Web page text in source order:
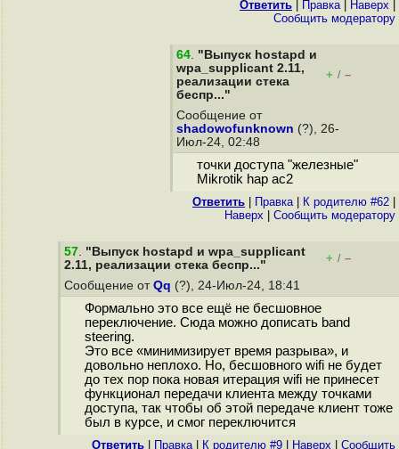
Ответить Правка| Наверх
Cообщить модератору
64. "Выпуск hostapd и
wpa_supplicant 2.11,
реализации стека
беспр..."
+ / –
Сообщение от
shadowofunknown (?), 26-
Июл-24, 02:48
точки доступа "железные"
Mikrotik hap ac2
Ответить Правка| К родителю #62
Наверх
Cообщить модератору
57. "Выпуск hostapd и wpa_supplicant
2.11, реализации стека беспр..."
+ / –
Сообщение от Qq (?), 24-Июл-24, 18:41
Формально это все ещё не бесшовное
переключение. Сюда можно дописать band
steering.
Это все «минимизирует время разрыва», и
довольно неплохо. Но, бесшовного wifi не будет
до тех пор пока новая итерация wifi не принесет
функционал передачи клиента между точками
доступа, так чтобы об этой передаче клиент тоже
был в курсе, и смог переключится
Ответить Правка| К родителю #9 Наверх Cообщить